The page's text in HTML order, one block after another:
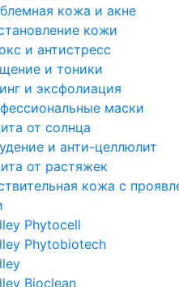
кожа и акне
кожи
и антистресс
и тоники
и эксфолиация
маски
от солнца
и анти-целлюлит
от растяжек
кожа с
Phytocell
Phytobiotech
Bioclean